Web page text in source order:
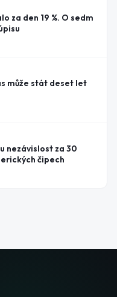
za den 19 %. O sedm
může stát deset let
nezávislost za 30
čipech